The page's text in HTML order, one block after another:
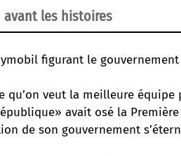
avant les histoires
qu’on veut la meilleure
avait osé la
de son gouvernement